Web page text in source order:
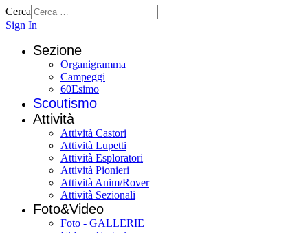
Cerca
Sign In
Sezione
Organigramma
Campeggi
60Esimo
Scoutismo
Attività
Attività Castori
Attività Lupetti
Attività Esploratori
Attività Pionieri
Attività Anim/Rover
Attività Sezionali
Foto&Video
Foto - GALLERIE